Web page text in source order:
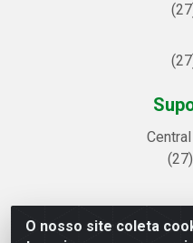
O nosso site coleta
Linhavix Distribuidora